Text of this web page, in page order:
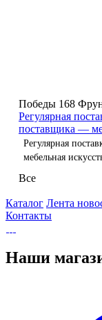
Победы 168
Регулярная
поставщика —
Регулярная
мебельная
Все
Каталог Лента
Контакты
Наши